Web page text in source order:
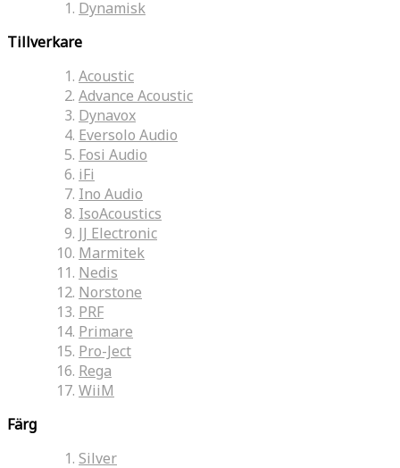
Dynamisk
Tillverkare
Acoustic
Advance Acoustic
Dynavox
Eversolo Audio
Fosi Audio
iFi
Ino Audio
IsoAcoustics
JJ Electronic
Marmitek
Nedis
Norstone
PRF
Primare
Pro-Ject
Rega
WiiM
Färg
Silver